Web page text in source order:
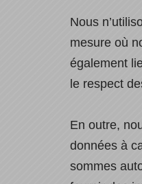
Nous
mesure où
également
le respect
En outre,
données à
sommes